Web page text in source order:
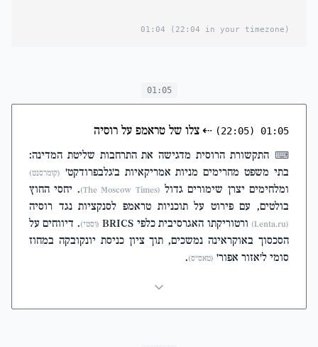
01:04 (22:04 in your timezone)
01:05
01:05
(22:05)
⇠צלו של טראמפ על רוסיה
⌨ התקשורת הרוסית מדגישה את התרחבות שליטת המדינה:
בתי משפט מחרימים מניות אמריקאיות ב'גלבפרודקט' (קומרסנט)
ומלחימים יצרן שימורים גדול (The Moscow Times)
. יחסי החוץ
בולטים, עם פירוט על תוכניות טראמפ לסנקציות נגד רוסיה
(Lenta.ru) ורטוריקתו האגרסיבית כלפי BRICS (וסטי). דיווחים על
הסכסוך באוקראינה נמשכים, תוך ציון כניסת יונקובקה במחוז
סומי ל'אזור אפור' (טאס"ס).